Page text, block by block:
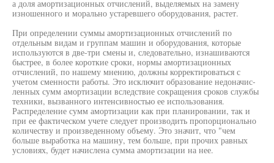
а доля амортизационных отчислений, выделяемых на замену
изношенного и морально устаревшего оборудования, растет.
При определении суммы амортизационных отчислений по
отдельным видам и группам машин и оборудования, которые
используются в две-три смены и, следовательно, изнашиваются
быстрее, в более короткие сроки, нормы амортизационных
отчислений, по нашему мнению, должны корректироваться с
учетом сменности работы. Это исключит образование недоначис-
ленных сумм амортизации вследствие сокращения сроков службы
техники, вызванного интенсивностью ее использования.
Распределение сумм амортизации как при планировании, так и
при ее фактическом учете следует производить пропорционально
количеству и произведенному объему. Это значит, что "чем
больше выработка на машину, тем больше, при прочих равных
условиях, будет начислена сумма амортизации на нее.